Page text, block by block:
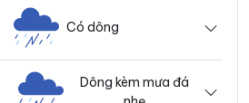
Có dông
Dông kèm mưa đá